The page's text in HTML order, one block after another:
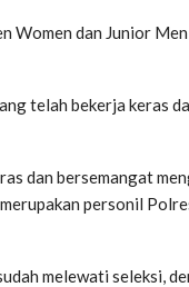
Women dan Junior
telah bekerja keras
dan bersemangat
personil
melewati seleksi,